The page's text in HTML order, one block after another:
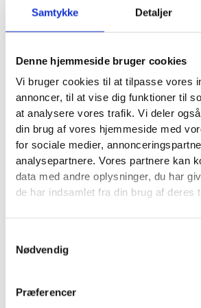
Samtykke Detaljer
Denne hjemmeside bruger cookies
Vi bruger cookies til at tilpasse vores
annoncer, til at vise dig funktioner til
at analysere vores trafik. Vi deler
din brug af vores hjemmeside med
for sociale medier,
analysepartnere. Vores partnere kan
data med andre oplysninger, du har
de har indsamlet fra din brug af deres
Nødvendig
Præferencer
faktisk ganske godt med metrics
Contentful Paint (LCP) på 0,8
den generelle PSI-score kan være
det vigtigste er, hvordan brugerne
sitet.
Billede af deres PageSpeed score: